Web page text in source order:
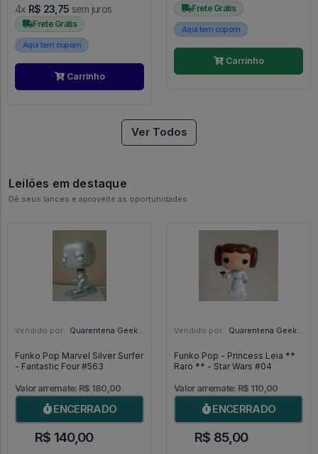
4x R$ 23,75 sem juros
Frete Grátis
Aqui tem cupom
Carrinho
Frete Grátis
Aqui tem cupom
Carrinho
Ver Todos
Leilões em destaque
Dê seus lances e aproveite as oportunidades
Vendido por: Quarentena Geek Store - SP
Funko Pop Marvel Silver Surfer
- Fantastic Four #563
Valor arremate: R$ 180,00
ENCERRADO
R$ 140,00
Vendido por: Quarentena Geek Store - SP
Funko Pop - Princess Leia **
Raro ** - Star Wars #04
Valor arremate: R$ 110,00
ENCERRADO
R$ 85,00